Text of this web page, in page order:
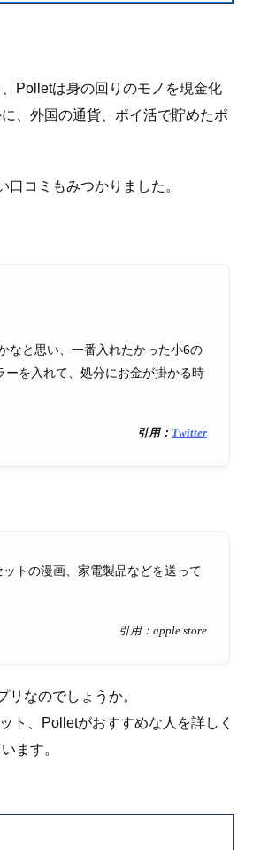
Polletは身の回りのモノを現金化
、外国の通貨、ポイ活で貯めたポ
コミもみつかりました。
なと思い、一番入れたかった小6の
を入れて、処分にお金が掛かる時
引用： Twitter
トの漫画、家電製品などを送って
引用：apple store
なのでしょうか。
ト、Polletがおすすめな人を詳しく
ます。